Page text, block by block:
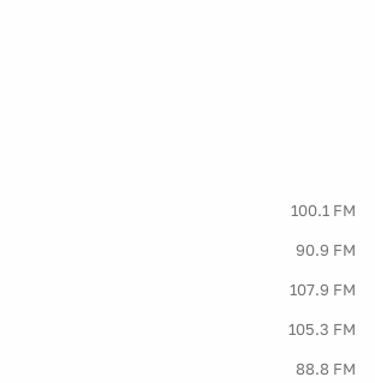
100.1 FM
90.9 FM
107.9 FM
105.3 FM
88.8 FM